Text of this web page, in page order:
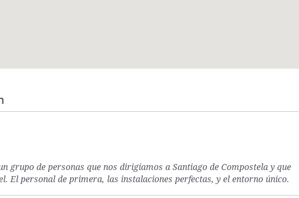
grupo de personas que nos dirigíamos a Santiago de Compostela y que
El personal de primera, las instalaciones perfectas, y el entorno único.